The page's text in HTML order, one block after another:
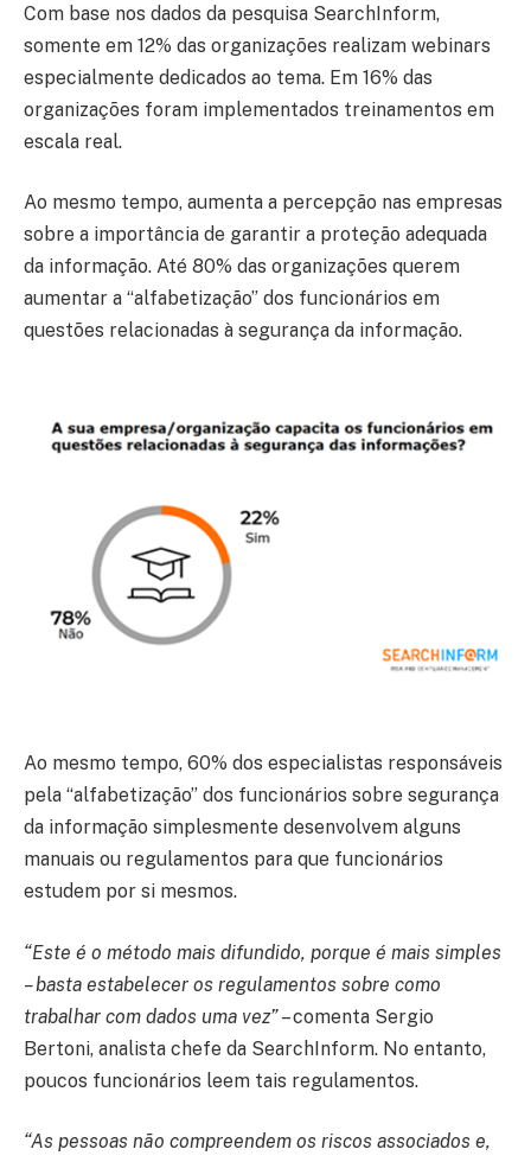
Com base nos dados da pesquisa SearchInform,
somente em 12% das organizações realizam webinars
especialmente dedicados ao tema. Em 16% das
organizações foram implementados treinamentos em
escala real.
Ao mesmo tempo, aumenta a percepção nas empresas
sobre a importância de garantir a proteção adequada
da informação. Até 80% das organizações querem
aumentar a “alfabetização” dos funcionários em
questões relacionadas à segurança da informação.
Ao mesmo tempo, 60% dos especialistas responsáveis
pela “alfabetização” dos funcionários sobre segurança
da informação simplesmente desenvolvem alguns
manuais ou regulamentos para que funcionários
estudem por si mesmos.
“Este é o método mais difundido, porque é mais simples
– basta estabelecer os regulamentos sobre como
trabalhar com dados uma vez”– comenta Sergio
Bertoni, analista chefe da SearchInform. No entanto,
poucos funcionários leem tais regulamentos.
“As pessoas não compreendem os riscos associados e,